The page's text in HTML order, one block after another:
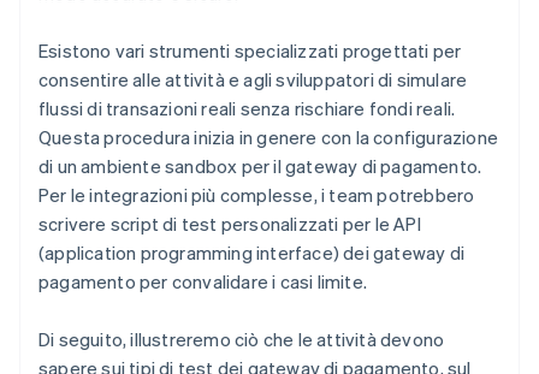
Esistono vari strumenti specializzati progettati per
consentire alle attività e agli sviluppatori di simulare
flussi di transazioni reali senza rischiare fondi reali.
Questa procedura inizia in genere con la configurazione
di un ambiente sandbox per il gateway di pagamento.
Per le integrazioni più complesse, i team potrebbero
scrivere script di test personalizzati per le API
(application programming interface) dei gateway di
pagamento per convalidare i casi limite.
Di seguito, illustreremo ciò che le attività devono
sapere sui tipi di test dei gateway di pagamento, sul